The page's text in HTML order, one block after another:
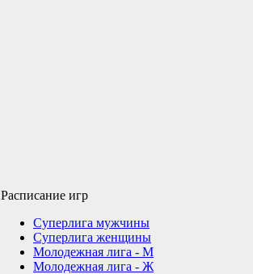
Расписание игр
Суперлига мужчины
Суперлига женщины
Молодежная лига - М
Молодежная лига - Ж